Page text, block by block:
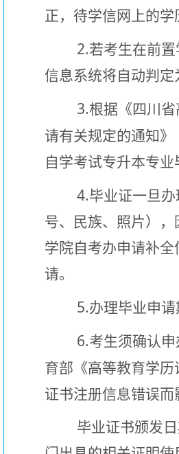
正，待学信网上的
2.若考生在前
信息系统将自动判
3.根据《四川
请有关规定的通知》
自学考试专升本专业
4.毕业证一旦
号、民族、照片）
学院自考办申请补
请。
5.办理毕业申
6.考生须确认
育部《高等教育学
证书注册信息错误
毕业证书颁发